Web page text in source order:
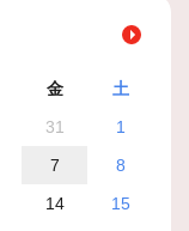
金
土
31
1
7
8
14
15